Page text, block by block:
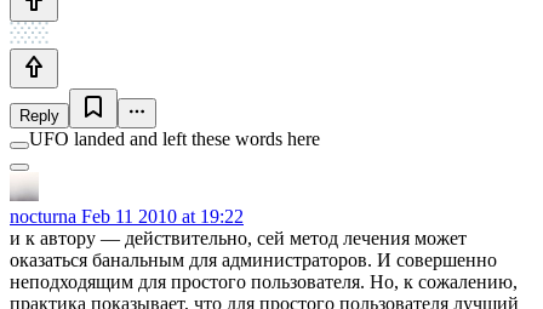
Reply
UFO landed and left these words here
nocturna Feb 11 2010 at 19:22
и к автору — действительно, сей метод лечения может
оказаться банальным для администраторов. И совершенно
неподходящим для простого пользователя. Но, к сожалению,
практика показывает, что для простого пользователя лучший